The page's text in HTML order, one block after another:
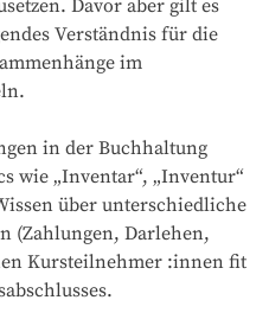
Davor aber gilt es
Verständnis für die
im
in der Buchhaltung
wie „Inventar“, „Inventur“
über unterschiedliche
(Zahlungen, Darlehen,
Kursteilnehmer :innen fit